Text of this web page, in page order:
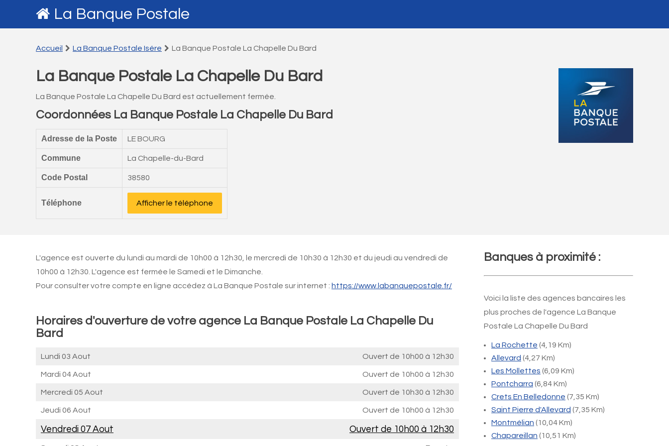
La Banque Postale
Accueil La Banque Postale Isére La Banque Postale La Chapelle Du Bard
La Banque Postale La Chapelle Du Bard
La Banque Postale La Chapelle Du Bard est actuellement fermée.
Coordonnées La Banque Postale La Chapelle Du Bard
Adresse de la Poste LE BOURG
Commune La Chapelle-du-Bard
Code Postal 38580
Téléphone Afficher le téléphone
L'agence est ouverte du lundi au mardi de 10h00 à 12h30, le mercredi de 10h30 à 12h30 et du jeudi au vendredi de
10h00 à 12h30. L'agence est fermée le Samedi et le Dimanche.
Pour consulter votre compte en ligne accédez à La Banque Postale sur internet : https://www.labanquepostale.fr/
Horaires d'ouverture de votre agence La Banque Postale La Chapelle Du
Bard
Lundi 03 Aout Ouvert de 10h00 à 12h30
Mardi 04 Aout Ouvert de 10h00 à 12h30
Mercredi 05 Aout Ouvert de 10h30 à 12h30
Jeudi 06 Aout Ouvert de 10h00 à 12h30
Vendredi 07 Aout Ouvert de 10h00 à 12h30
Banques à proximité :
Voici la liste des agences bancaires les
plus proches de l'agence La Banque
Postale La Chapelle Du Bard
La Rochette (4,19 Km)
Allevard (4,27 Km)
Les Mollettes (6,09 Km)
Pontcharra (6,84 Km)
Crets En Belledonne (7,35 Km)
Saint Pierre d'Allevard (7,35 Km)
Montmélian (10,04 Km)
Chapareillan (10,51 Km)